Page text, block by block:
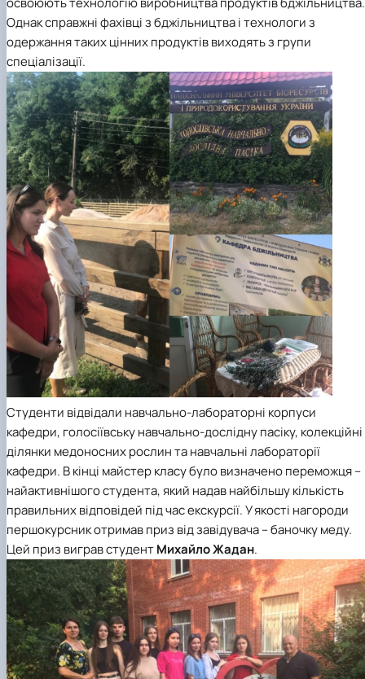
Однак справжні фахівці з бджільництва і технологи з
одержання таких цінних продуктів виходять з групи
спеціалізації.
Студенти відвідали навчально-лабораторні корпуси
кафедри, голосіївську навчально-дослідну пасіку, колекційні
ділянки медоносних рослин та навчальні лабораторії
кафедри. В кінці майстер класу було визначено переможця –
найактивнішого студента, який надав найбільшу кількість
правильних відповідей під час екскурсії. У якості нагороди
першокурсник отримав приз від завідувача – баночку меду.
Цей приз виграв студентМихайло Жадан.